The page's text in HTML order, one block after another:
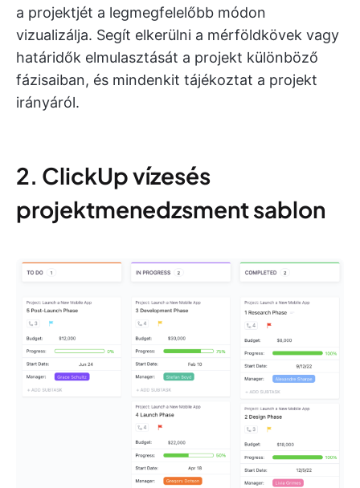
a projektjét a legmegfelelőbb módon
vizualizálja. Segít elkerülni a mérföldkövek vagy
határidők elmulasztását a projekt különböző
fázisaiban, és mindenkit tájékoztat a projekt
irányáról.
2. ClickUp vízesés
projektmenedzsment sablon